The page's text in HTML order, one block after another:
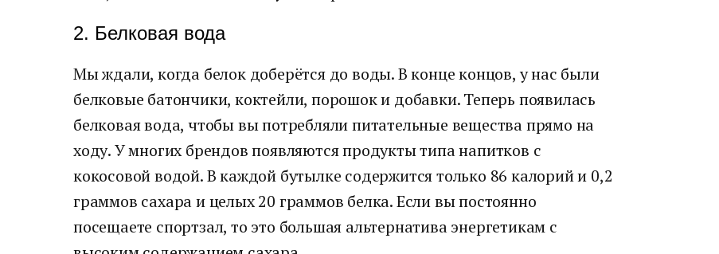
2. Белковая вода
Мы ждали, когда белок доберётся до воды. В конце концов, у нас были
белковые батончики, коктейли, порошок и добавки. Теперь появилась
белковая вода, чтобы вы потребляли питательные вещества прямо на
ходу. У многих брендов появляются продукты типа напитков с
кокосовой водой. В каждой бутылке содержится только 86 калорий и 0,2
граммов сахара и целых 20 граммов белка. Если вы постоянно
посещаете спортзал, то это большая альтернатива энергетикам с